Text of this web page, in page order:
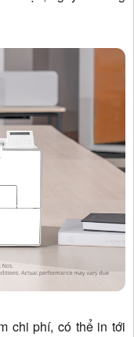
chi phí, có thể in tới